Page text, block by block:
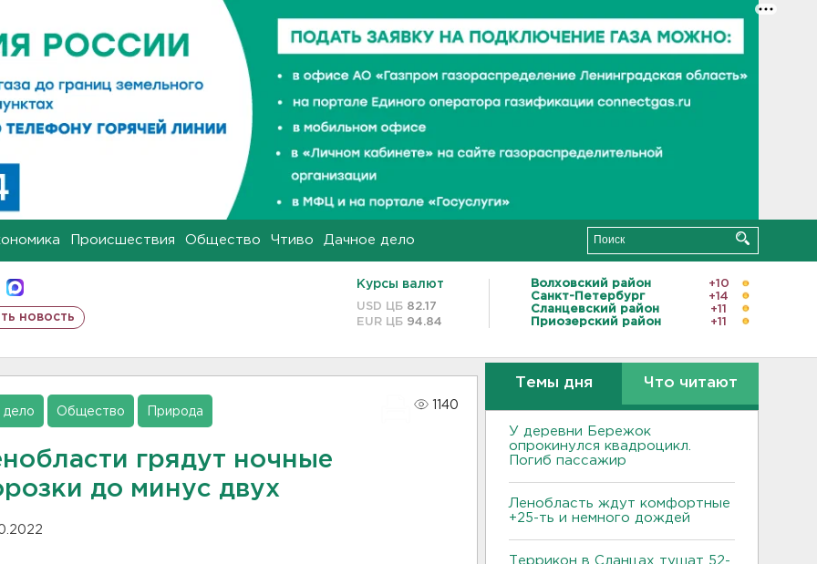
Происшествия Общество Чтиво Дачное дело
новость
Курсы валют
USD ЦБ 82.17
EUR ЦБ 94.84
Волховский район
+10
Санкт-Петербург
+14
Сланцевский район
+11
Приозерский район
+11
дело Общество Природа
1140
грядут ночные
до минус двух
Темы дня Что читают
У деревни Бережок
опрокинулся квадроцикл.
Погиб пассажир
Ленобласть ждут комфортные
+25-ть и немного дождей
Террикон в Сланцах тушат 52-